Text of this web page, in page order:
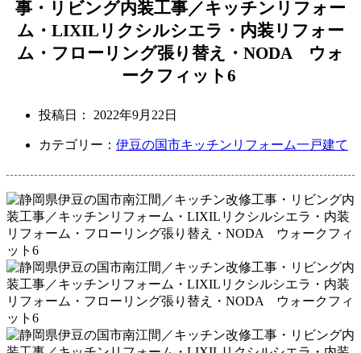
事・リビング内装工事／キッチンリフォー
ム・LIXILリクシルシエラ・内装リフォー
ム・フローリング張り替え・NODA ウォ
ークフィット6
投稿日： 2022年9月22日
カテゴリー： 伊豆の国市キッチンリフォーム一戸建て